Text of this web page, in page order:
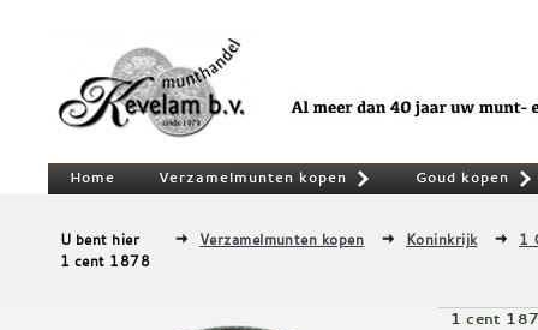
Home Verzamelmunten kopen Goud kopen
U bent hier Verzamelmunten kopen Koninkrijk
1
1 cent 1878
1 cent